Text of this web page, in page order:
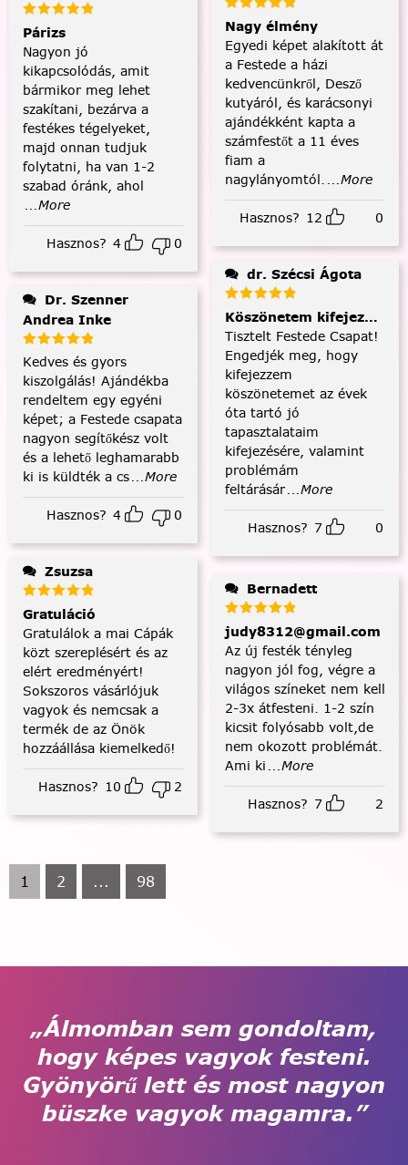
Párizs
Nagyon jó
kikapcsolódás, amit
bármikor meg lehet
szakítani, bezárva a
festékes tégelyeket,
majd onnan tudjuk
folytatni, ha van 1-2
szabad óránk, ahol
...More
Hasznos? 4 0
Andrea Inke
Kedves és gyors
kiszolgálás! Ajándékba
rendeltem egy egyéni
képet; a Festede csapata
nagyon segítőkész volt
és a lehető leghamarabb
ki is küldték a cs...More
Hasznos? 4 0
Zsuzsa
Gratuláció
Gratulálok a mai Cápák
közt szereplésért és az
elért eredményért!
Sokszoros vásárlójuk
vagyok és nemcsak a
termék de az Önök
hozzáállása kiemelkedő!
Hasznos? 10 2
Nagy élmény
Egyedi képet alakított át
a Festede a házi
kedvencünkről, Desző
kutyáról, és karácsonyi
ajándékként kapta a
számfestőt a 11 éves
fiam a
nagylányomtól. ...More
Hasznos? 12 0
dr. Szécsi Ágota
Köszönetem kifejezése
Tisztelt Festede Csapat!
Engedjék meg, hogy
kifejezzem
köszönetemet az évek
óta tartó jó
tapasztalataim
kifejezésére, valamint
problémám
feltárásár...More
Hasznos? 7 0
Bernadett
judy8312@gmail.com
Az új festék tényleg
nagyon jól fog, végre a
világos színeket nem kell
2-3x átfesteni. 1-2 szín
kicsit folyósabb volt,de
nem okozott problémát.
Ami ki ...More
Hasznos? 7 2
1 2 ... 98
„Álmomban sem gondoltam,
hogy képes vagyok festeni.
Gyönyörű lett és most nagyon
büszke vagyok magamra.”